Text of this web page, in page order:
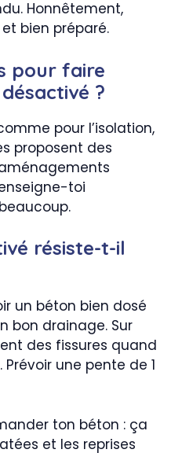
Honnêtement,
bien préparé.
pour faire
?
pour l’isolation,
proposent des
toi
résiste-t-il
un béton bien dosé
bon drainage. Sur
des fissures quand
une pente de 1
ton béton : ça
et les reprises